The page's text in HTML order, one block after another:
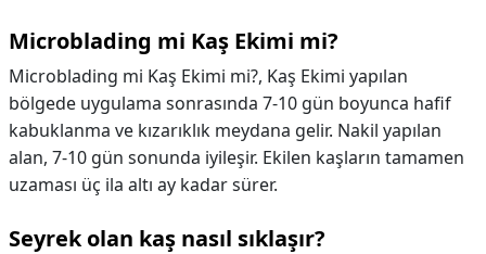
Microblading mi Kaş Ekimi mi?
Microblading mi Kaş Ekimi mi?, Kaş Ekimi yapılan
bölgede uygulama sonrasında 7-10 gün boyunca hafif
kabuklanma ve kızarıklık meydana gelir. Nakil yapılan
alan, 7-10 gün sonunda iyileşir. Ekilen kaşların tamamen
uzaması üç ila altı ay kadar sürer.
Seyrek olan kaş nasıl sıklaşır?